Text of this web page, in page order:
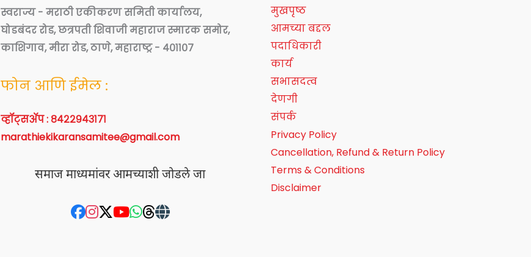
स्वराज्य - मराठी एकीकरण समिती कार्यालय,
घोडबंदर रोड, छत्रपती शिवाजी महाराज स्मारक समोर,
काशिगाव, मीरा रोड, ठाणे, महाराष्ट्र - ४०११०७
फोन आणि ईमेल :
व्हॉट्सॲप : ८४२२९४३१७१
marathiekikaransamitee@gmail.com
समाज माध्यमांवर आमच्याशी जोडले जा
मुखपृष्ठ
आमच्या बद्दल
पदाधिकारी
कार्य
सभासदत्व
देणगी
संपर्क
Privacy Policy
Cancellation, Refund & Return Policy
Terms & Conditions
Disclaimer